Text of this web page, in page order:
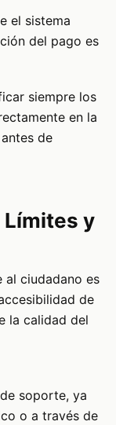
el sistema
del pago es
siempre los
en la
de
Límites y
al ciudadano es
de
la calidad del
soporte, ya
o a través de